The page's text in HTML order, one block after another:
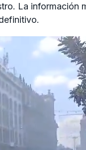
La información